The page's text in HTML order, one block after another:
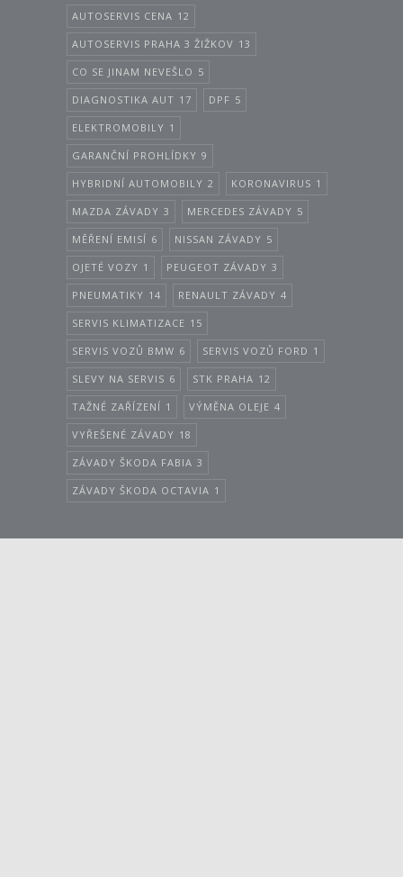
AUTOSERVIS CENA 12
AUTOSERVIS PRAHA 3 ŽIŽKOV 13
CO SE JINAM NEVEŠLO 5
DIAGNOSTIKA AUT 17 DPF 5
ELEKTROMOBILY 1
GARANČNÍ PROHLÍDKY 9
HYBRIDNÍ AUTOMOBILY 2 KORONAVIRUS 1
MAZDA ZÁVADY 3 MERCEDES ZÁVADY 5
MĚŘENÍ EMISÍ 6 NISSAN ZÁVADY 5
OJETÉ VOZY 1 PEUGEOT ZÁVADY 3
PNEUMATIKY 14 RENAULT ZÁVADY 4
SERVIS KLIMATIZACE 15
SERVIS VOZŮ BMW 6 SERVIS VOZŮ FORD 1
SLEVY NA SERVIS 6 STK PRAHA 12
TAŽNÉ ZAŘÍZENÍ 1 VÝMĚNA OLEJE 4
VYŘEŠENÉ ZÁVADY 18
ZÁVADY ŠKODA FABIA 3
ZÁVADY ŠKODA OCTAVIA 1